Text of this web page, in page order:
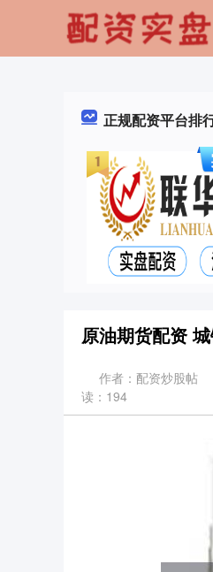
正规配资平台排
原油期货配资
作者：配资炒股帖
读：194